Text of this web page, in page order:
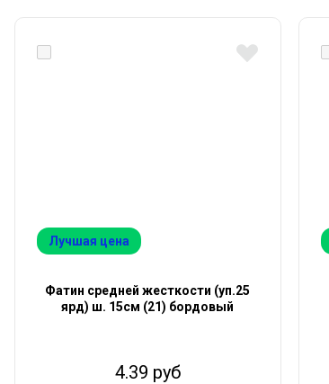
Лучшая цена
Фатин средней жесткости (уп.25
ярд) ш. 15см (21) бордовый
4.39 руб